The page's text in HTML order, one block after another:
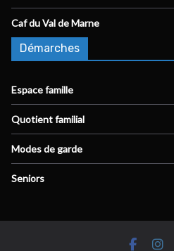
Caf du Val de Marne
Démarches
Espace famille
Quotient familial
Modes de garde
Seniors